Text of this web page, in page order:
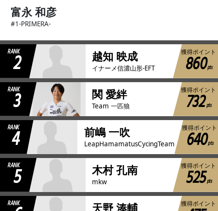
富永 和彦
#1-PRIMERA-
RANK
2 越知 映成
イナーメ信濃山形-EFT
獲得ポイント
860pts
RANK
3 関 愛絆
Team 一匹狼
獲得ポイント
732pts
RANK
4 前嶋 一吹
LeapHamamatusCycingTeam
獲得ポイント
640pts
RANK
5 木村 孔南
mkw
獲得ポイント
525pts
RANK 天野 湊輔 獲得ポイント